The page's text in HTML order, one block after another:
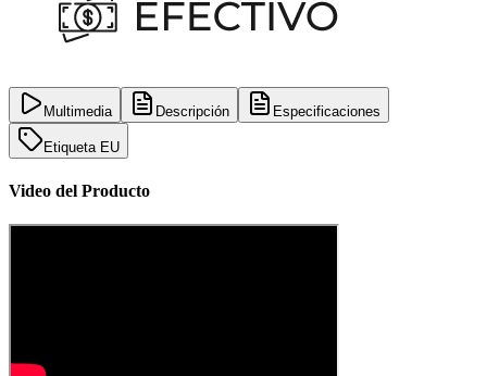
Multimedia Descripción Especificaciones
Etiqueta EU
Video del Producto